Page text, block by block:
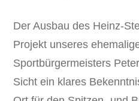
Der Ausbau des Heinz-
Projekt unseres
Sportbürgermeisters
Sicht ein klares